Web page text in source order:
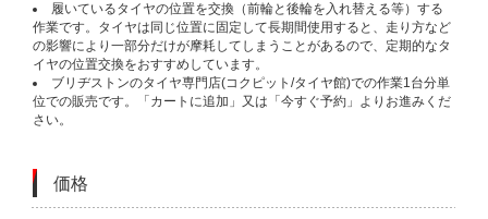
履いているタイヤの位置を交換（前輪と後輪を入れ替える等）する
作業です。タイヤは同じ位置に固定して長期間使用すると、走り方など
の影響により一部分だけが摩耗してしまうことがあるので、定期的なタ
イヤの位置交換をおすすめしています。
ブリヂストンのタイヤ専門店(コクピット/タイヤ館)での作業1台分単
位での販売です。「カートに追加」又は「今すぐ予約」よりお進みくだ
さい。
価格